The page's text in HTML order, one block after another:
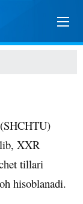
(SHCHTU)
lib, XXR
tillari
hisoblanadi.